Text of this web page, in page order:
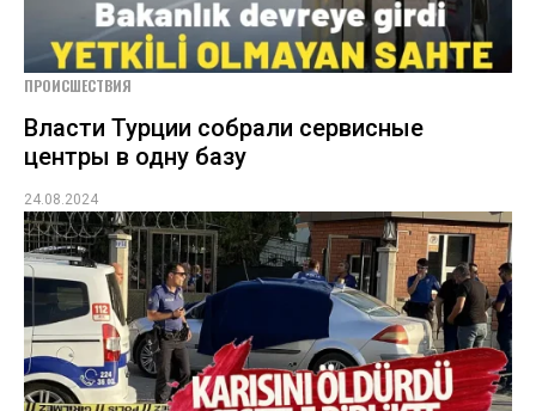
ПРОИСШЕСТВИЯ
Власти Турции собрали сервисные
центры в одну базу
24.08.2024